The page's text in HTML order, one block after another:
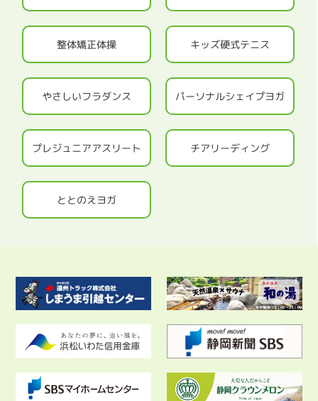
整体矯正体操 キッズ硬式テニス
やさしいフラダンス パーソナルシェイプヨガ
プレジュニアアスリート チアリーディング
ととのえヨガ